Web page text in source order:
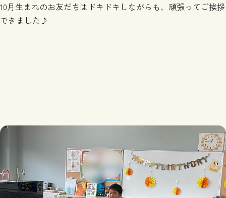
10月生まれのお友だちはドキドキしながらも、頑張ってご挨拶
できました♪